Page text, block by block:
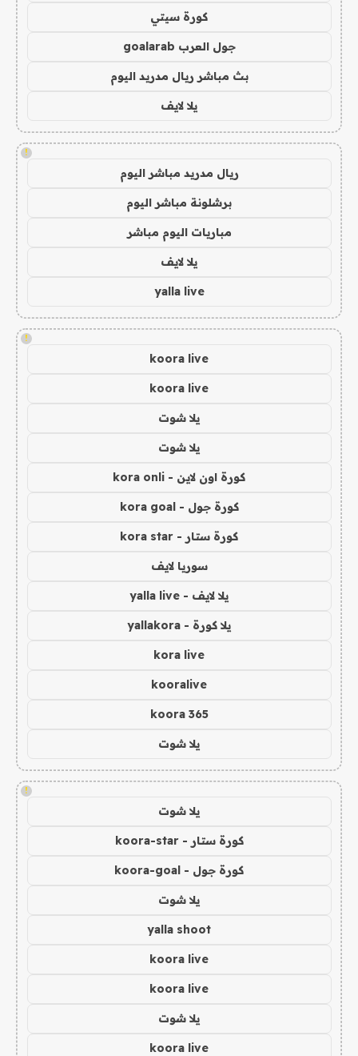
كورة سيتي
جول العرب goalarab
بث مباشر ريال مدريد اليوم
يلا لايف
!
ريال مدريد مباشر اليوم
برشلونة مباشر اليوم
مباريات اليوم مباشر
يلا لايف
yalla live
!
koora live
koora live
يلا شوت
يلا شوت
كورة اون لاين - kora onli
كورة جول - kora goal
كورة ستار - kora star
سوريا لايف
يلا لايف - yalla live
يلا كورة - yallakora
kora live
kooralive
koora 365
يلا شوت
!
يلا شوت
كورة ستار - koora-star
كورة جول - koora-goal
يلا شوت
yalla shoot
koora live
koora live
يلا شوت
koora live